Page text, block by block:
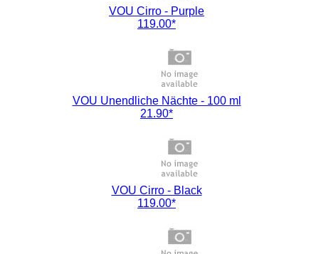
VOU Cirro - Purple
119.00*
VOU Unendliche Nächte - 100 ml
21.90*
VOU Cirro - Black
119.00*